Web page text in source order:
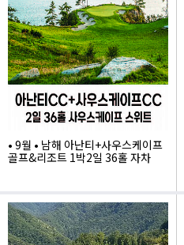
• 9월 • 남해 아난티+사우스케이프
골프&리조트 1박2일 36홀 자차
620,000